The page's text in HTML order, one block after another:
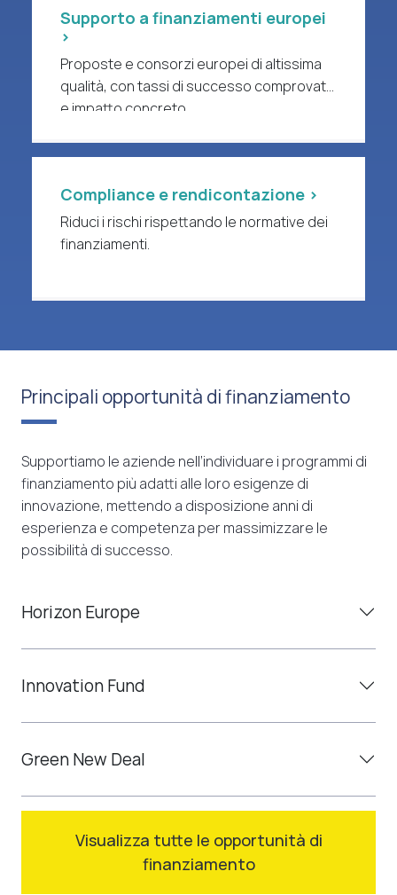
Supporto a finanziamenti europei
>
Proposte e consorzi europei di altissima
qualità, con tassi di successo comprovati
e impatto concreto.
Compliance e rendicontazione >
Riduci i rischi rispettando le normative dei
finanziamenti.
Principali opportunità di finanziamento
Supportiamo le aziende nell’individuare i programmi di
finanziamento più adatti alle loro esigenze di
innovazione, mettendo a disposizione anni di
esperienza e competenza per massimizzare le
possibilità di successo.
Horizon Europe
Innovation Fund
Green New Deal
Visualizza tutte le opportunità di
finanziamento